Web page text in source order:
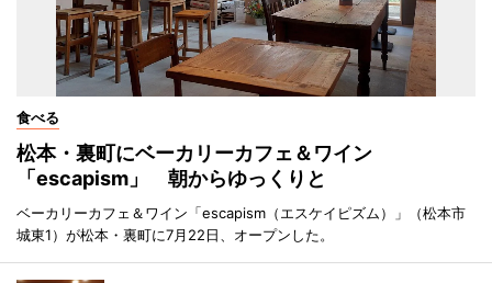
食べる
松本・裏町にベーカリーカフェ＆ワイン
「escapism」 朝からゆっくりと
ベーカリーカフェ＆ワイン「escapism（エスケイピズム）」（松本市
城東1）が松本・裏町に7月22日、オープンした。